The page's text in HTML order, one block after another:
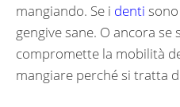
mangiando. Se i denti
gengive sane. O ancora se
compromette la mobilità
mangiare perché si tratta